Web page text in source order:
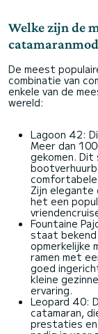
Welke zijn de
De meest
combinatie van
enkele van de
wereld:
Lagoon 42:
Meer dan
gekomen. Dit
Zijn
het een
Fountaine
staat
opmerkelijke
ramen met
goed
kleine
ervaring.
Leopard 40:
catamaran,
prestaties